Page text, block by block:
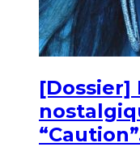
[Dossier]